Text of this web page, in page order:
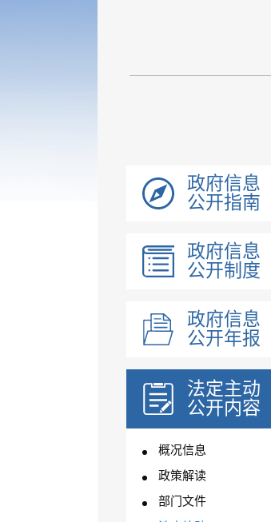
政府信息
公开指南
政府信息
公开制度
政府信息
公开年报
法定主动
公开内容
概况信息
政策解读
部门文件